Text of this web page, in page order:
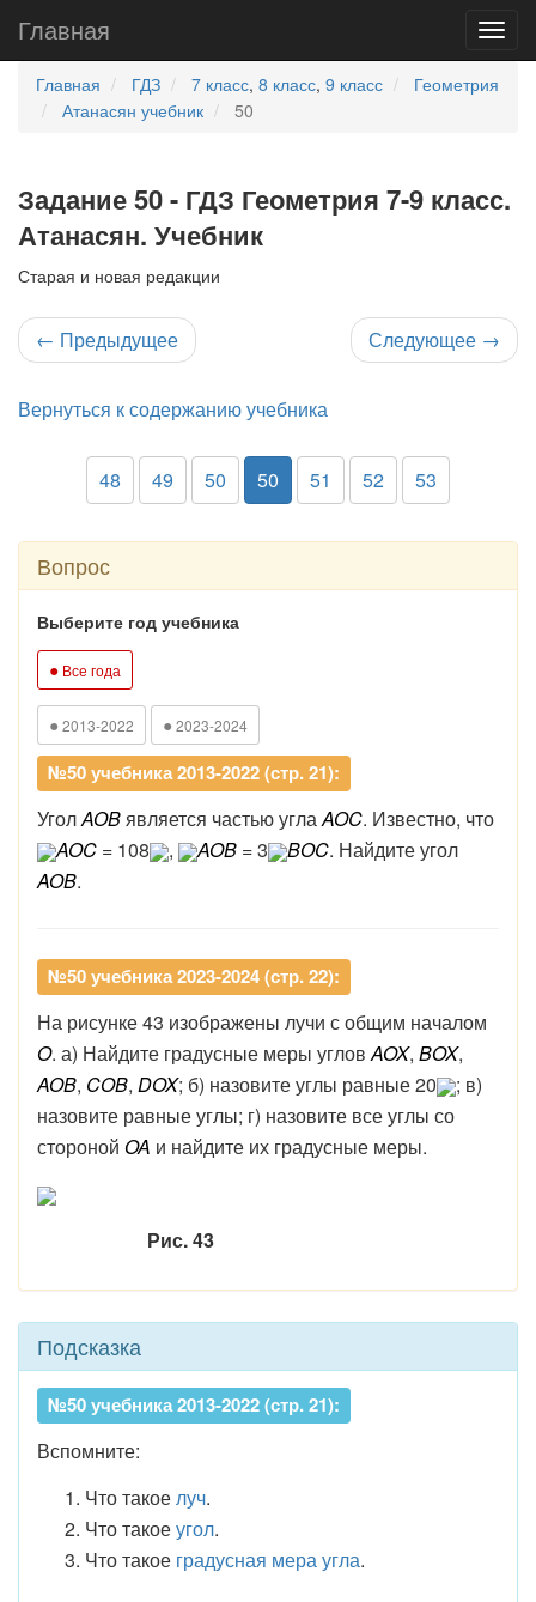
Главная
Главная ГДЗ 7 класс, 8 класс, 9 класс
Геометрия
Атанасян учебник
50
Задание 50 - ГДЗ Геометрия 7-9 класс.
Атанасян. Учебник
Старая и новая редакции
← Предыдущее Следующее →
Вернуться к содержанию учебника
48 49 50 50 51 52 53
Вопрос
Выберите год учебника
● Все года
● 2013-2022 ● 2023-2024
№50 учебника 2013-2022 (стр. 21):
УголAOBявляется частью углаAOC. Известно, что
AOC = 108 , AOB = 3 BOC. Найдите угол
AOB.
№50 учебника 2023-2024 (стр. 22):
На рисунке 43 изображены лучи с общим началом
O. а) Найдите градусные меры углов AOX, BOX,
AOB, COB, DOX; б) назовите углы равные 20
; в)
назовите равные углы; г) назовите все углы со
стороной OA и найдите их градусные меры.
Рис. 43
Подсказка
№50 учебника 2013-2022 (стр. 21):
Вспомните:
Что такоелуч.
Что такоеугол.
Что такое градусная мера угла.